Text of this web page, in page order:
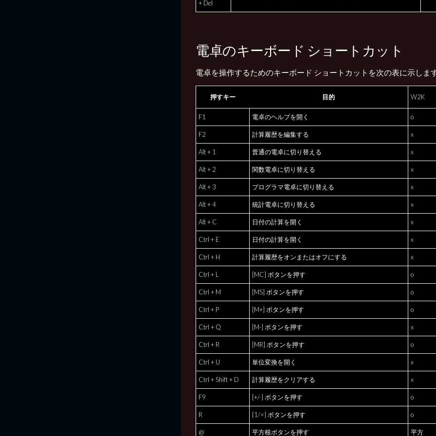
+ Del
電卓のキーボード ショートカット
電卓を操作するためのキーボード ショートカットを次の表に示しま
押すキー 目的 W2K
F1 電卓のヘルプを開く o
F2 計算履歴を編集する x
Alt + 1 普通の電卓に切り替える x
Alt + 2 関数電卓に切り替える x
Alt + 3 プログラマ電卓に切り替える x
Alt + 4 統計電卓に切り替える x
Alt + C 日付の計算を開く x
Ctrl + E 日付の計算を開く x
Ctrl + H 計算履歴をオンまたはオフにする x
Ctrl + L [MC] ボタンを押す o
Ctrl + M [MS] ボタンを押す o
Ctrl + P [M+] ボタンを押す o
Ctrl + Q [M-] ボタンを押す x
Ctrl + R [MR] ボタンを押す o
Ctrl + U 単位変換を開く x
Ctrl + Shift + D 計算履歴をクリアする x
F9 [+/-] ボタンを押す o
R [1/×] ボタンを押す o
@ 平方根ボタンを押す 平方